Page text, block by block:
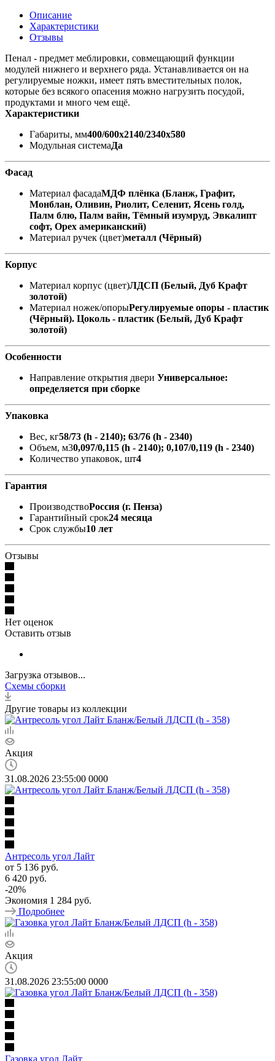
Описание
Характеристики
Отзывы
Пенал - предмет меблировки, совмещающий функции
модулей нижнего и верхнего ряда. Устанавливается он на
регулируемые ножки, имеет пять вместительных полок,
которые без всякого опасения можно нагрузить посудой,
продуктами и много чем ещё.
Характеристики
Габариты, мм400/600х2140/2340х580
Модульная системаДа
Фасад
Материал фасадаМДФ плёнка (Бланж, Графит,
Монблан, Оливин, Риолит, Селенит, Ясень голд,
Палм блю, Палм вайн, Тёмный изумруд, Эвкалипт
софт, Орех американский)
Материал ручек (цвет)металл (Чёрный)
Корпус
Материал корпус (цвет)ЛДСП (Белый, Дуб Крафт
золотой)
Материал ножек/опорыРегулируемые опоры - пластик
(Чёрный). Цоколь - пластик (Белый, Дуб Крафт
золотой)
Особенности
Направление открытия двери Универсальное:
определяется при сборке
Упаковка
Вес, кг58/73 (h - 2140); 63/76 (h - 2340)
Объем, м30,097/0,115 (h - 2140); 0,107/0,119 (h - 2340)
Количество упаковок, шт4
Гарантия
ПроизводствоРоссия (г. Пенза)
Гарантийный срок24 месяца
Срок службы10 лет
Отзывы
Нет оценок
Оставить отзыв
Загрузка отзывов...
Схемы сборки
Другие товары из коллекции
Акция
31.08.2026 23:55:00 0000
Антресоль угол Лайт
от 5 136 руб.
6 420 руб.
-20%
Экономия 1 284 руб.
Подробнее
Акция
31.08.2026 23:55:00 0000
Газовка угол Лайт